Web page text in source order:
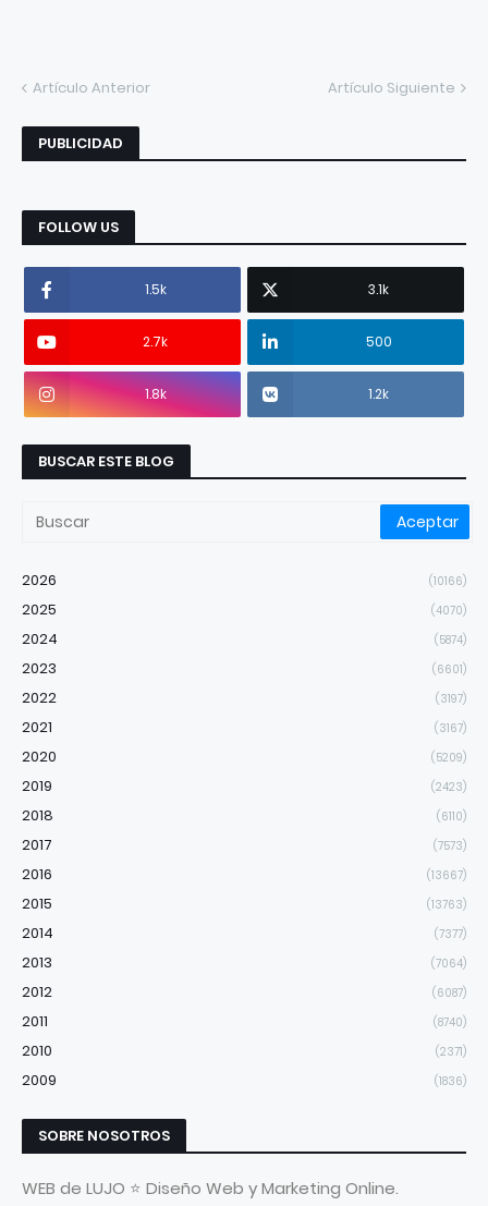
Artículo Anterior Artículo Siguiente
PUBLICIDAD
FOLLOW US
1.5k 3.1k
2.7k 500
1.8k 1.2k
BUSCAR ESTE BLOG
2026 (10166)
2025 (4070)
2024 (5874)
2023 (6601)
2022 (3197)
2021 (3167)
2020 (5209)
2019 (2423)
2018 (6110)
2017 (7573)
2016 (13667)
2015 (13763)
2014 (7377)
2013 (7064)
2012 (6087)
2011 (8740)
2010 (2371)
2009 (1836)
SOBRE NOSOTROS
WEB de LUJO ⭐ Diseño Web y Marketing Online.